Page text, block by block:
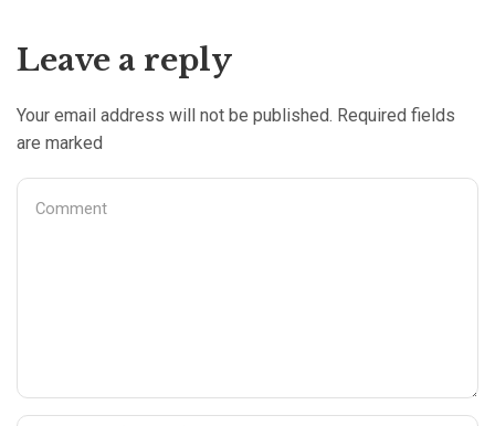
Leave a reply
Your email address will not be published. Required fields
are marked